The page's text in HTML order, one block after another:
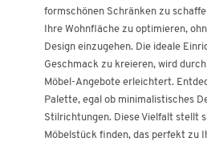
formschönen Schränken zu
Ihre Wohnfläche zu optimieren,
Design einzugehen. Die ideale
Geschmack zu kreieren, wird
Möbel-Angebote erleichtert.
Palette, egal ob minimalistisches
Stilrichtungen. Diese Vielfalt stellt
Möbelstück finden, das perfekt zu